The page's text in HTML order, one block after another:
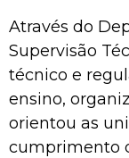
Através do
Supervisão
técnico e
ensino,
orientou as
cumprimento